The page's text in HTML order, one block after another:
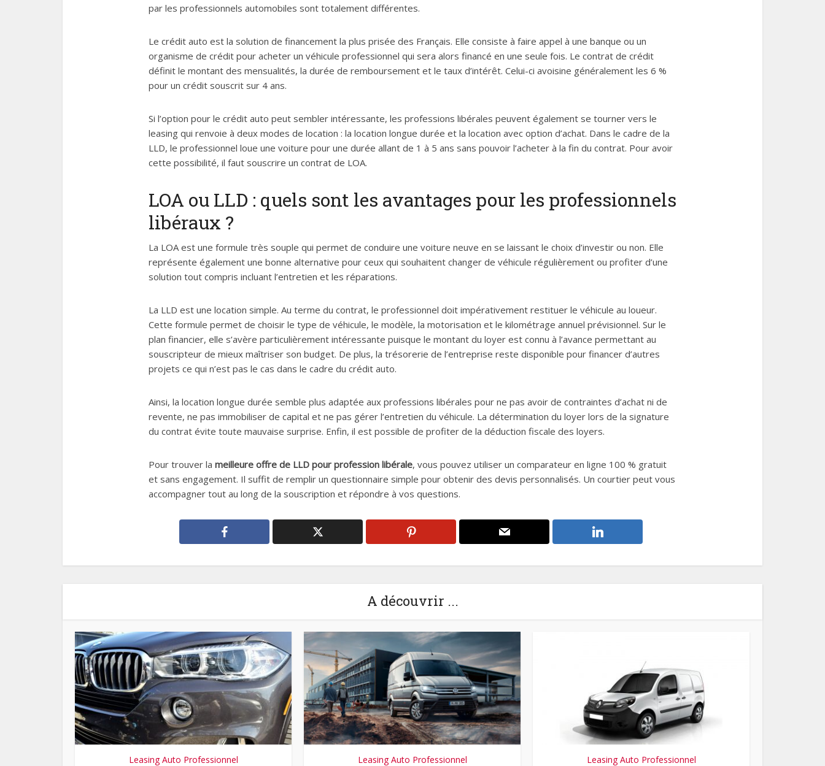
par les professionnels automobiles sont totalement différentes.
Le crédit auto est la solution de financement la plus prisée des Français. Elle consiste à faire appel à une banque ou un
organisme de crédit pour acheter un véhicule professionnel qui sera alors financé en une seule fois. Le contrat de crédit
définit le montant des mensualités, la durée de remboursement et le taux d’intérêt. Celui-ci avoisine généralement les 6 %
pour un crédit souscrit sur 4 ans.
Si l’option pour le crédit auto peut sembler intéressante, les professions libérales peuvent également se tourner vers le
leasing qui renvoie à deux modes de location : la location longue durée et la location avec option d’achat. Dans le cadre de la
LLD, le professionnel loue une voiture pour une durée allant de 1 à 5 ans sans pouvoir l’acheter à la fin du contrat. Pour avoir
cette possibilité, il faut souscrire un contrat de LOA.
LOA ou LLD : quels sont les avantages pour les professionnels
libéraux ?
La LOA est une formule très souple qui permet de conduire une voiture neuve en se laissant le choix d’investir ou non. Elle
représente également une bonne alternative pour ceux qui souhaitent changer de véhicule régulièrement ou profiter d’une
solution tout compris incluant l’entretien et les réparations.
La LLD est une location simple. Au terme du contrat, le professionnel doit impérativement restituer le véhicule au loueur.
Cette formule permet de choisir le type de véhicule, le modèle, la motorisation et le kilométrage annuel prévisionnel. Sur le
plan financier, elle s’avère particulièrement intéressante puisque le montant du loyer est connu à l’avance permettant au
souscripteur de mieux maîtriser son budget. De plus, la trésorerie de l’entreprise reste disponible pour financer d’autres
projets ce qui n’est pas le cas dans le cadre du crédit auto.
Ainsi, la location longue durée semble plus adaptée aux professions libérales pour ne pas avoir de contraintes d’achat ni de
revente, ne pas immobiliser de capital et ne pas gérer l’entretien du véhicule. La détermination du loyer lors de la signature
du contrat évite toute mauvaise surprise. Enfin, il est possible de profiter de la déduction fiscale des loyers.
Pour trouver la meilleure offre de LLD pour profession libérale, vous pouvez utiliser un comparateur en ligne 100 % gratuit
et sans engagement. Il suffit de remplir un questionnaire simple pour obtenir des devis personnalisés. Un courtier peut vous
accompagner tout au long de la souscription et répondre à vos questions.
A découvrir ...
Leasing Auto Professionnel Leasing Auto Professionnel Leasing Auto Professionnel